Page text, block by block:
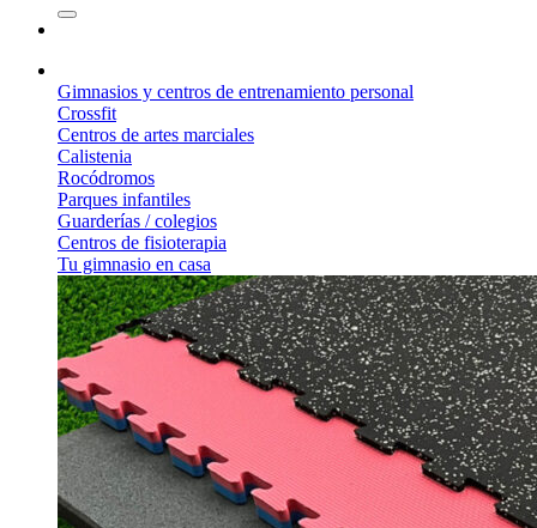
Gimnasios y centros de entrenamiento personal
Crossfit
Centros de artes marciales
Calistenia
Rocódromos
Parques infantiles
Guarderías / colegios
Centros de fisioterapia
Tu gimnasio en casa